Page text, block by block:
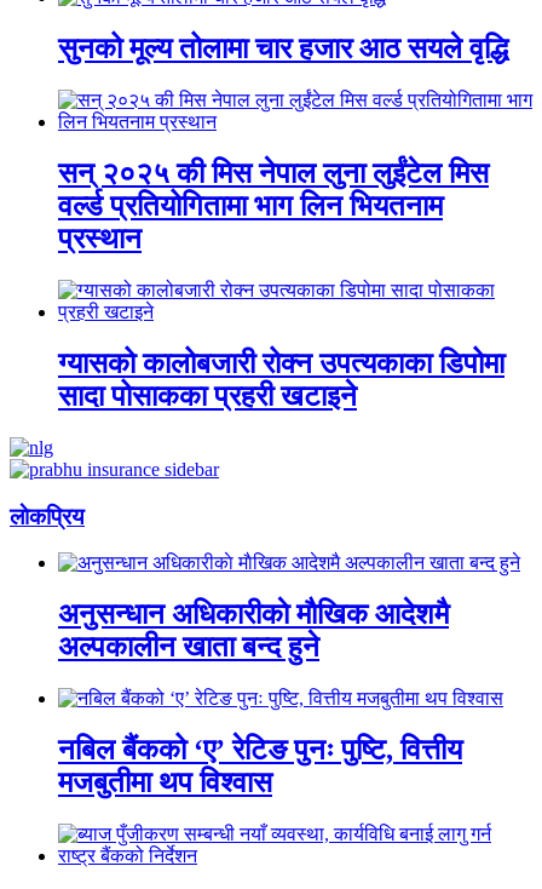
सुनको मूल्य तोलामा चार हजार आठ सयले वृद्धि
सन् २०२५ की मिस नेपाल लुना लुईंटेल मिस
वर्ल्ड प्रतियोगितामा भाग लिन भियतनाम
प्रस्थान
ग्यासको कालोबजारी रोक्न उपत्यकाका डिपोमा
सादा पोसाकका प्रहरी खटाइने
लाेकप्रिय
अनुसन्धान अधिकारीकाे माैखिक आदेशमै
अल्पकालीन खाता बन्द हुने
नबिल बैंकको ‘ए’ रेटिङ पुनः पुष्टि, वित्तीय
मजबुतीमा थप विश्वास